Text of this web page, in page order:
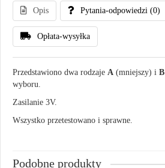
Opis Pytania-odpowiedzi (0)
Opłata-wysyłka
Przedstawiono dwa rodzaje A (mniejszy) i B
wyboru.
Zasilanie 3V.
Wszystko przetestowano i sprawne.
Podobne produkty